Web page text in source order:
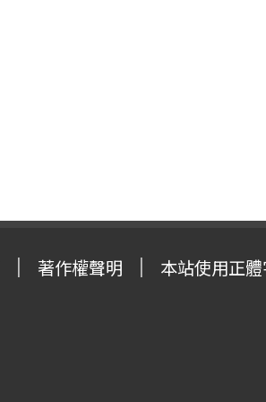
著作權聲明 本站使用正